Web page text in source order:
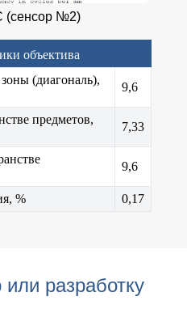
(сенсор №2)
объектива
(диагональ),
9,6
предметов,
7,33
9,6
% 0,17
разработку